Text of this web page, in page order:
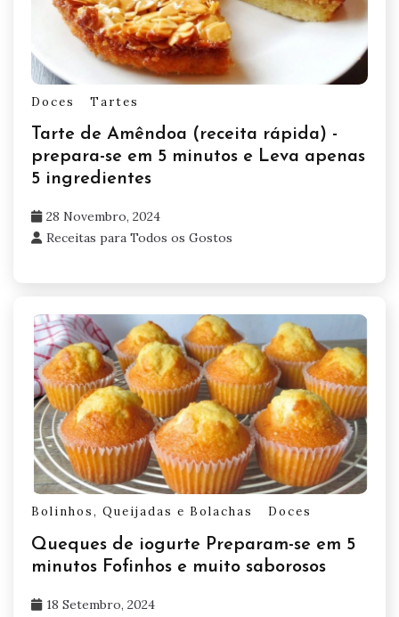
Doces Tartes
Tarte de Amêndoa (receita rápida) -
prepara-se em 5 minutos e Leva apenas
5 ingredientes
28 Novembro, 2024
Receitas para Todos os Gostos
Bolinhos, Queijadas e Bolachas Doces
Queques de iogurte Preparam-se em 5
minutos Fofinhos e muito saborosos
18 Setembro, 2024